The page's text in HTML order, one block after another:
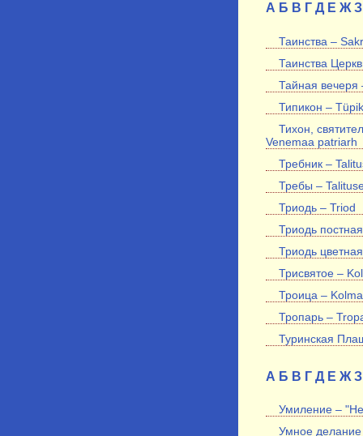
А Б В Г Д Е Ж З
Таинства –
Таинства
Тайная вечеря
Типикон –
Тихон,
Venemaa patriarh
Требник –
Требы –
Триодь – Triod
Триодь
Триодь
Трисвятое –
Троица –
Тропарь –
Туринская
А Б В Г Д Е Ж З
Умиление –
Умное